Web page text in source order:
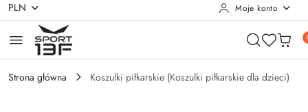
Przejdź do treści głównej
Przejdź do wyszukiwarki
Przejdź do moje konto
Przejdź do menu głównego
Przejdź do opisu produktu
Przejdź do stopki
PLN Moje konto
Strona główna Koszulki piłkarskie (Koszulki piłkarskie dla dzieci)